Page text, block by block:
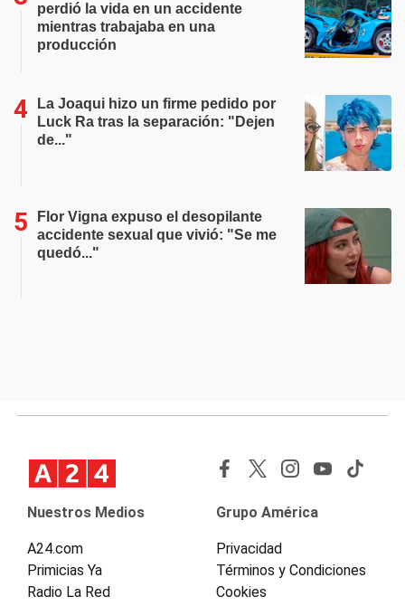
perdió la vida en un accidente
mientras trabajaba en una
producción
La Joaqui hizo un firme pedido por
Luck Ra tras la separación: "Dejen
de..."
Flor Vigna expuso el desopilante
accidente sexual que vivió: "Se me
quedó..."
Nuestros Medios
A24.com
Primicias Ya
Radio La Red
Grupo América
Privacidad
Términos y Condiciones
Cookies